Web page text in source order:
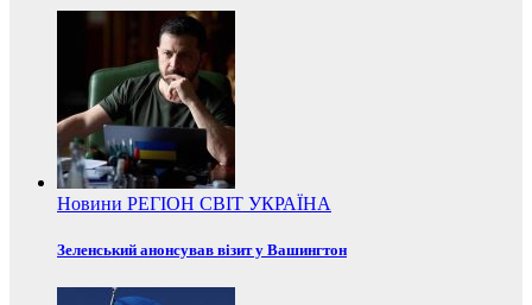
Новини РЕГІОН СВІТ УКРАЇНА
Зеленський анонсував візит у Вашингтон